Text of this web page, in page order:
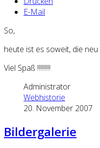
E-Mail
So,
heute ist es soweit, die neu
Viel Spaß !!!!!!!!!
Administrator
Webhistorie
20. November 2007
Bildergalerie